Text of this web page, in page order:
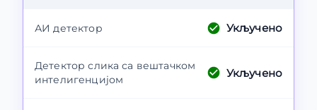
АИ детектор Укључено
Детектор слика са вештачком
интелигенцијом
Укључено